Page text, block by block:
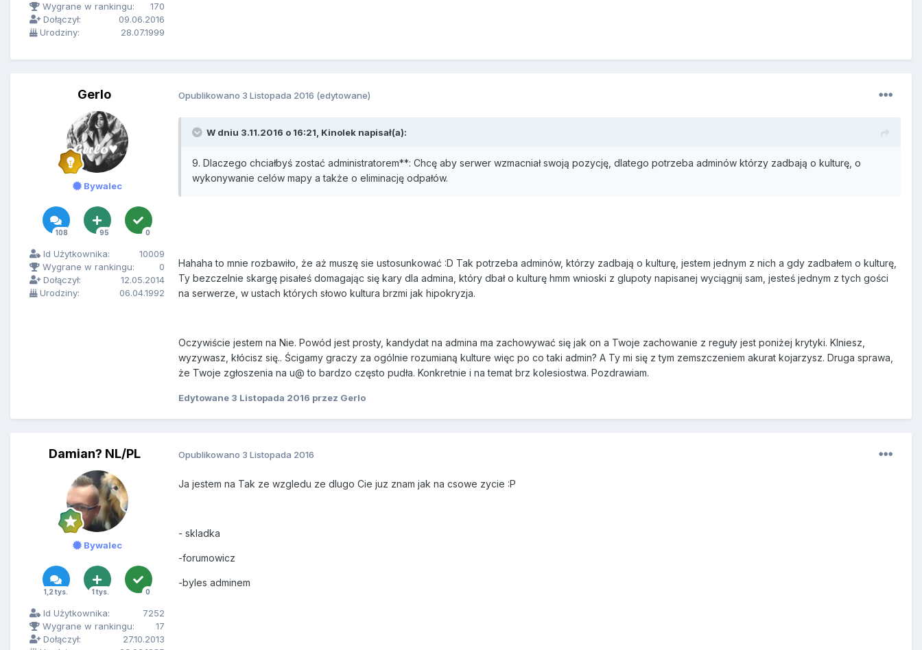
Wygrane w rankingu:
170
Dołączył:
09.06.2016
Urodziny:
28.07.1999
Gerlo
Bywalec
108 95 0
Id Użytkownika:
10009
Wygrane w rankingu:
0
Dołączył:
12.05.2014
Urodziny:
06.04.1992
Opublikowano 3 Listopada 2016 (edytowane)
W dniu 3.11.2016 o 16:21, Kinolek napisał(a):
9. Dlaczego chciałbyś zostać administratorem**: Chcę aby serwer wzmacniał swoją pozycję, dlatego potrzeba adminów którzy zadbają o kulturę, o
wykonywanie celów mapy a także o eliminację odpałów.
Hahaha to mnie rozbawiło, że aż muszę sie ustosunkować :D Tak potrzeba adminów, którzy zadbają o kulturę, jestem jednym z nich a gdy zadbałem o kulturę,
Ty bezczelnie skargę pisałeś domagając się kary dla admina, który dbał o kulturę hmm wnioski z glupoty napisanej wyciągnij sam, jesteś jednym z tych gości
na serwerze, w ustach których słowo kultura brzmi jak hipokryzja.
Oczywiście jestem na Nie. Powód jest prosty, kandydat na admina ma zachowywać się jak on a Twoje zachowanie z reguły jest poniżej krytyki. Klniesz,
wyzywasz, kłócisz się.. Ścigamy graczy za ogólnie rozumianą kulture więc po co taki admin? A Ty mi się z tym zemszczeniem akurat kojarzysz. Druga sprawa,
że Twoje zgłoszenia na u@ to bardzo często pudła. Konkretnie i na temat brz kolesiostwa. Pozdrawiam.
Edytowane 3 Listopada 2016 przez Gerlo
Damian? NL/PL
Bywalec
1,2 tys. 1 tys. 0
Id Użytkownika:
7252
Wygrane w rankingu:
17
Dołączył:
27.10.2013
Opublikowano 3 Listopada 2016
Ja jestem na Tak ze wzgledu ze dlugo Cie juz znam jak na csowe zycie :P
- skladka
-forumowicz
-byles adminem